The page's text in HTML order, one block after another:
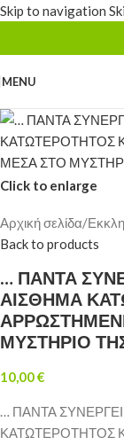
Skip to navigation
MENU
Click to enlarge
Αρχική σελίδα/
Back to products
… ΠΑΝΤΑ
ΑΙΣΘΗΜΑ
ΜΥΣΤΗΡΙΟ
10,00€
… ΠΑΝΤΑ
ΚΑΤΩΤΕΡΟΤΗΤΟΣ